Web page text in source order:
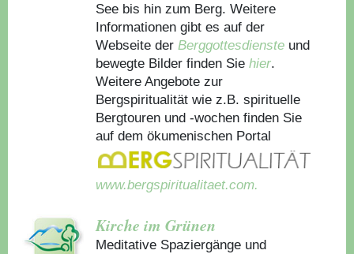
See bis hin zum Berg. Weitere
Informationen gibt es auf der
Webseite derBerggottesdienste und
bewegte Bilder finden Sie hier.
Weitere Angebote zur
Bergspiritualität wie z.B. spirituelle
Bergtouren und -wochen finden Sie
auf dem ökumenischen Portal
www.bergspiritualitaet.com.
Kirche im Grünen
Meditative Spaziergänge und